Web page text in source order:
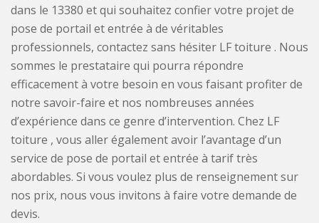
dans le 13380 et qui souhaitez confier votre projet de
pose de portail et entrée à de véritables
professionnels, contactez sans hésiter LF toiture . Nous
sommes le prestataire qui pourra répondre
efficacement à votre besoin en vous faisant profiter de
notre savoir-faire et nos nombreuses années
d’expérience dans ce genre d’intervention. Chez LF
toiture , vous aller également avoir l’avantage d’un
service de pose de portail et entrée à tarif très
abordables. Si vous voulez plus de renseignement sur
nos prix, nous vous invitons à faire votre demande de
devis.